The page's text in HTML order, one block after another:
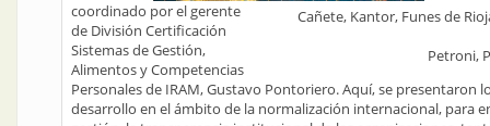
Cañete, Kantor, Funes de
Petroni,
coordinado por el gerente
de División Certificación
Sistemas de Gestión,
Alimentos y Competencias
Personales de IRAM, Gustavo Pontoriero. Aquí, se presentaron
desarrollo en el ámbito de la normalización internacional, para